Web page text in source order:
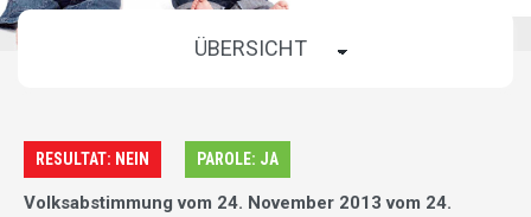
RESULTAT: NEIN PAROLE: JA
Volksabstimmung vom 24. November 2013 vom 24.